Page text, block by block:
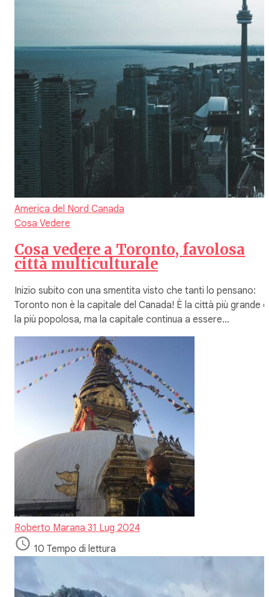
America del Nord Canada
Cosa Vedere
Cosa vedere a Toronto, favolosa
città multiculturale
Inizio subito con una smentita visto che tanti lo pensano:
Toronto non è la capitale del Canada! È la città più grande e
la più popolosa, ma la capitale continua a essere…
Roberto Marana 31 Lug 2024
10 Tempo di lettura